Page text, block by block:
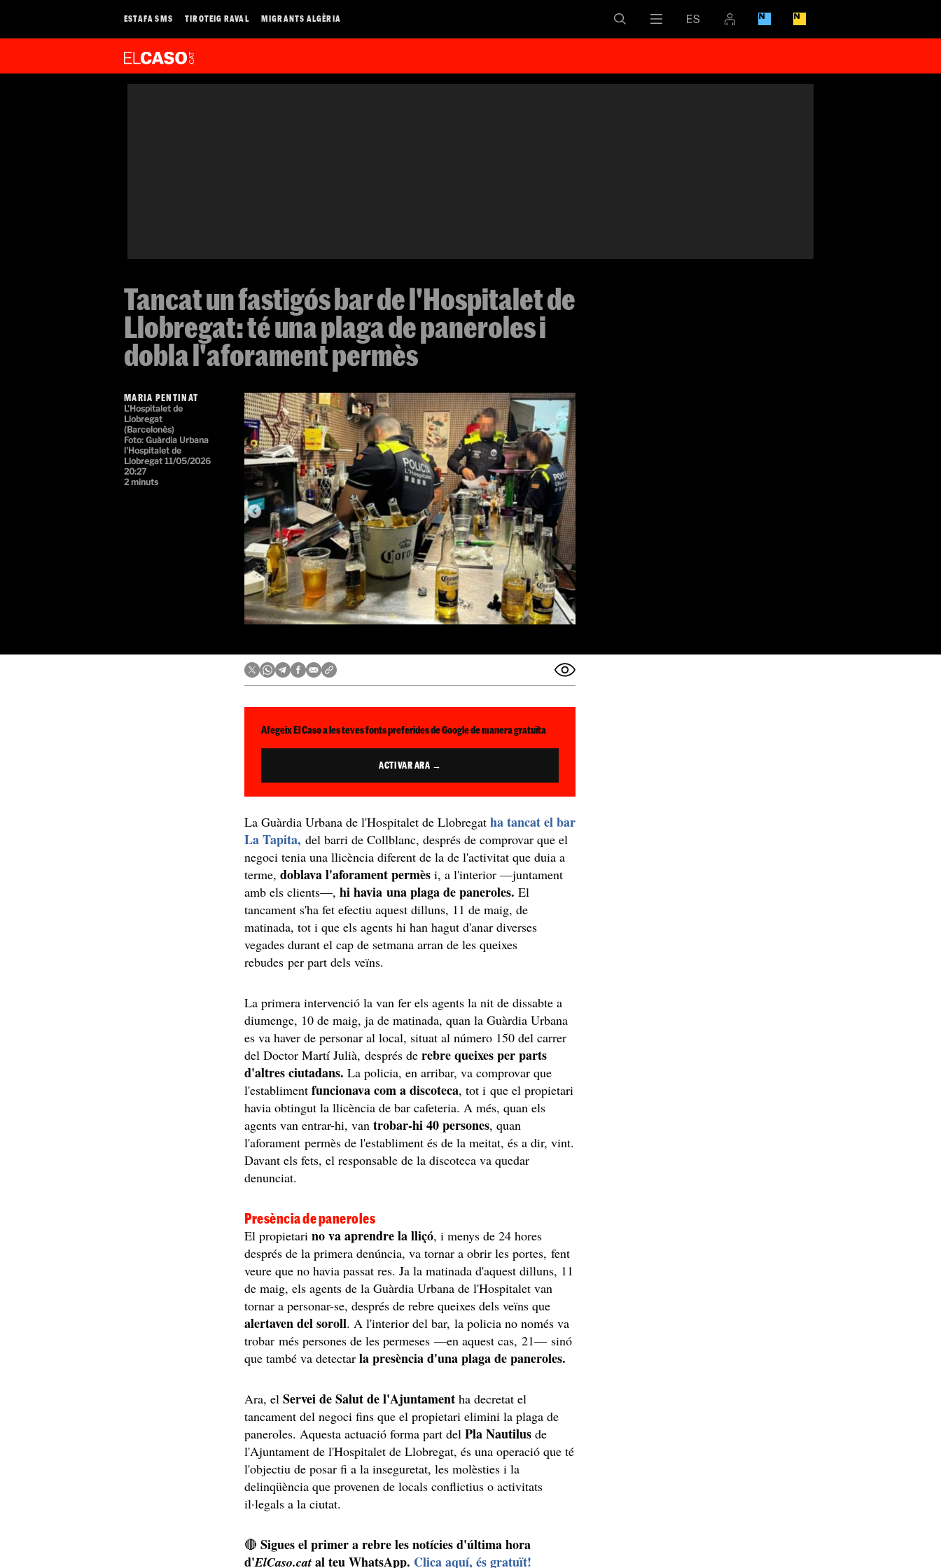
ESTAFA SMS TIROTEIG RAVAL MIGRANTS ALGÈRIA
Tancat un fastigós bar de l'Hospitalet de
Llobregat: té una plaga de paneroles i
dobla l'aforament permès
MARIA PENTINAT
L'Hospitalet de
Llobregat
(Barcelonès)
Foto: Guàrdia Urbana
l'Hospitalet de
Llobregat 11/05/2026
20:27
2 minuts
Afegeix El Caso a les teves fonts preferides de Google de manera gratuïta
ACTIVAR ARA →
La Guàrdia Urbana de l'Hospitalet de Llobregat ha tancat el bar
La Tapita,del barri de Collblanc, després de comprovar que el
negoci tenia una llicència diferent de la de l'activitat que duia a
terme,doblava l'aforament permès i, a l'interior —juntament
amb els clients—, hi havia una plaga de paneroles. El
tancament s'ha fet efectiu aquest dilluns, 11 de maig, de
matinada, tot i que els agents hi han hagut d'anar diverses
vegades durant el cap de setmana arran de les queixes
rebudes per part dels veïns.
La primera intervenció la van fer els agents la nit de dissabte a
diumenge, 10 de maig, ja de matinada, quan la Guàrdia Urbana
es va haver de personar al local, situat al número 150 del carrer
del Doctor Martí Julià, després derebre queixes per parts
d'altres ciutadans. La policia, en arribar, va comprovar que
l'establimentfuncionava com a discoteca, tot i que el propietari
havia obtingut la llicència de bar cafeteria. A més, quan els
agents van entrar-hi, vantrobar-hi 40 persones, quan
l'aforament permès de l'establiment és de la meitat, és a dir, vint.
Davant els fets, el responsable de la discoteca va quedar
denunciat.
Presència de paneroles
El propietari no va aprendre la lliçó, i menys de 24 hores
després de la primera denúncia, va tornar a obrir les portes, fent
veure que no havia passat res. Ja la matinada d'aquest dilluns, 11
de maig, els agents de la Guàrdia Urbana de l'Hospitalet van
tornar a personar-se, després de rebre queixes dels veïns que
alertaven del soroll. A l'interior del bar, la policia no només va
trobar més persones de les permeses —en aquest cas, 21— sinó
que també va detectarla presència d'una plaga de paneroles.
Ara, el Servei de Salut de l'Ajuntament ha decretat el
tancament del negoci fins que el propietari elimini la plaga de
paneroles. Aquesta actuació forma part delPla Nautilusde
l'Ajuntament de l'Hospitalet de Llobregat, és una operació que té
l'objectiu de posar fi a la inseguretat, les molèsties i la
delinqüència que provenen de locals conflictius o activitats
il·legals a la ciutat.
🔴Sigues el primer a rebre les notícies d'última hora
d'ElCaso.cat al teu WhatsApp. Clica aquí, és gratuït!